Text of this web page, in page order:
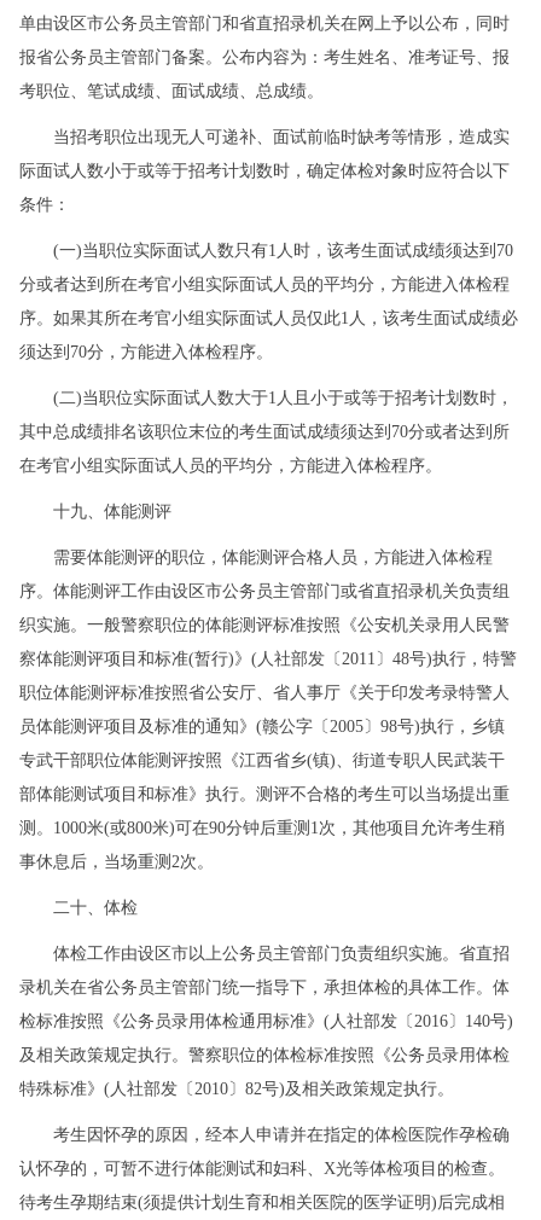
单由设区市公务员主管部门和省直招录机关在网上予以公布，同时
报省公务员主管部门备案。公布内容为：考生姓名、准考证号、报
考职位、笔试成绩、面试成绩、总成绩。
当招考职位出现无人可递补、面试前临时缺考等情形，造成实
际面试人数小于或等于招考计划数时，确定体检对象时应符合以下
条件：
(一)当职位实际面试人数只有1人时，该考生面试成绩须达到70
分或者达到所在考官小组实际面试人员的平均分，方能进入体检程
序。如果其所在考官小组实际面试人员仅此1人，该考生面试成绩必
须达到70分，方能进入体检程序。
(二)当职位实际面试人数大于1人且小于或等于招考计划数时，
其中总成绩排名该职位末位的考生面试成绩须达到70分或者达到所
在考官小组实际面试人员的平均分，方能进入体检程序。
十九、体能测评
需要体能测评的职位，体能测评合格人员，方能进入体检程
序。体能测评工作由设区市公务员主管部门或省直招录机关负责组
织实施。一般警察职位的体能测评标准按照《公安机关录用人民警
察体能测评项目和标准(暂行)》(人社部发〔2011〕48号)执行，特警
职位体能测评标准按照省公安厅、省人事厅《关于印发考录特警人
员体能测评项目及标准的通知》(赣公字〔2005〕98号)执行，乡镇
专武干部职位体能测评按照《江西省乡(镇)、街道专职人民武装干
部体能测试项目和标准》执行。测评不合格的考生可以当场提出重
测。1000米(或800米)可在90分钟后重测1次，其他项目允许考生稍
事休息后，当场重测2次。
二十、体检
体检工作由设区市以上公务员主管部门负责组织实施。省直招
录机关在省公务员主管部门统一指导下，承担体检的具体工作。体
检标准按照《公务员录用体检通用标准》(人社部发〔2016〕140号)
及相关政策规定执行。警察职位的体检标准按照《公务员录用体检
特殊标准》(人社部发〔2010〕82号)及相关政策规定执行。
考生因怀孕的原因，经本人申请并在指定的体检医院作孕检确
认怀孕的，可暂不进行体能测试和妇科、X光等体检项目的检查。
待考生孕期结束(须提供计划生育和相关医院的医学证明)后完成相